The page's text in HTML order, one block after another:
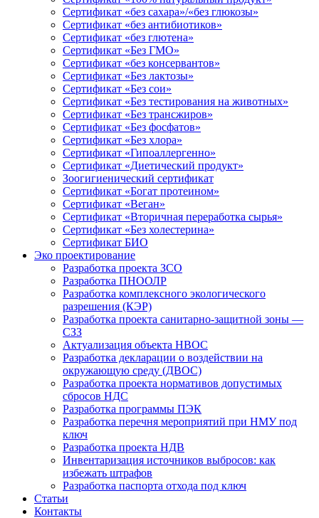
Сертификат «без сахара»/«без глюкозы»
Сертификат «без антибиотиков»
Сертификат «без глютена»
Сертификат «Без ГМО»
Сертификат «без консервантов»
Сертификат «Без лактозы»
Сертификат «Без сои»
Сертификат «Без тестирования на животных»
Сертификат «Без трансжиров»
Сертификат «Без фосфатов»
Сертификат «Без хлора»
Сертификат «Гипоаллергенно»
Сертификат «Диетический продукт»
Зоогигиенический сертификат
Сертификат «Богат протеином»
Сертификат «Веган»
Сертификат «Вторичная переработка сырья»
Сертификат «Без холестерина»
Сертификат БИО
Эко проектирование
Разработка проекта ЗСО
Разработка ПНООЛР
Разработка комплексного экологического
разрешения (КЭР)
Разработка проекта санитарно-защитной зоны —
СЗЗ
Актуализация объекта НВОС
Разработка декларации о воздействии на
окружающую среду (ДВОС)
Разработка проекта нормативов допустимых
сбросов НДС
Разработка программы ПЭК
Разработка перечня мероприятий при НМУ под
ключ
Разработка проекта НДВ
Инвентаризация источников выбросов: как
избежать штрафов
Разработка паспорта отхода под ключ
Статьи
Контакты